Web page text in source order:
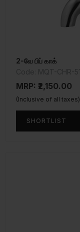
2-வே பிப் காக்
MRP: ₹2,150.00
(Inclusive of all taxes)
SHORTLIST